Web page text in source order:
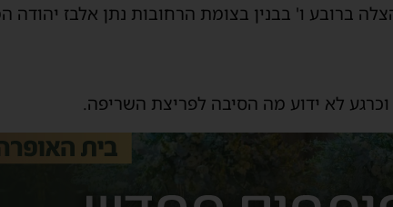
ברובע ו' בבנין בצומת הרחובות נתן אלבז יהודה
לא ידוע מה הסיבה לפריצת השריפה.